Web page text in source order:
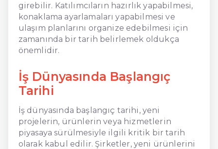
girebilir. Katılımcıların hazırlık yapabilmesi,
konaklama ayarlamaları yapabilmesi ve
ulaşım planlarını organize edebilmesi için
zamanında bir tarih belirlemek oldukça
önemlidir.
İş Dünyasında Başlangıç
Tarihi
İş dünyasında başlangıç tarihi, yeni
projelerin, ürünlerin veya hizmetlerin
piyasaya sürülmesiyle ilgili kritik bir tarih
olarak kabul edilir. Şirketler, yeni ürünlerini